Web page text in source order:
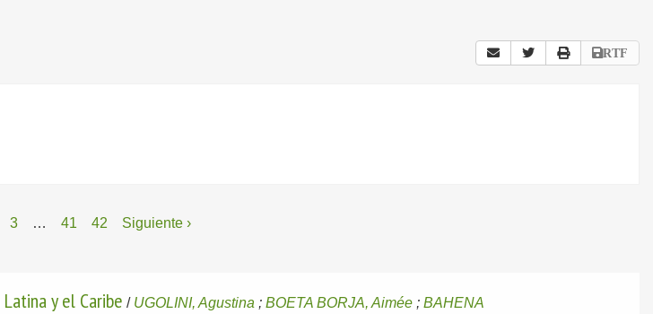
RTF
3 … 41 42 Siguiente ›
y el Caribe / UGOLINI, Agustina ;BOETA BORJA, Aimée ;BAHENA